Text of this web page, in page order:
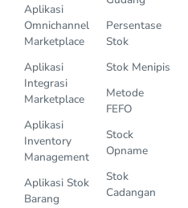
Aplikasi
Omnichannel
Marketplace
Aplikasi
Integrasi
Marketplace
Aplikasi
Inventory
Management
Aplikasi Stok
Barang
Persentase
Stok
Stok Menipis
Metode
FEFO
Stock
Opname
Stok
Cadangan